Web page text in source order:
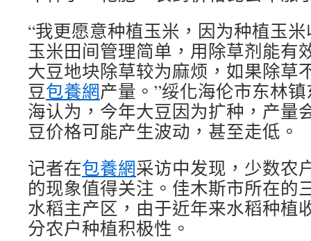
“我更愿意种植玉米，因为种植玉
玉米田间管理简单，用除草剂能有
大豆地块除草较为麻烦，如果除草
豆包養網产量。”绥化海伦市东林
海认为，今年大豆因为扩种，产量
豆价格可能产生波动，甚至走低。
记者在包養網采访中发现，少数农
的现象值得关注。佳木斯市所在的
水稻主产区，由于近年来水稻种植
分农户种植积极性。